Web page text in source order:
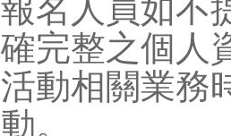
報名人員如不
確完整之個人
活動相關業務
動。